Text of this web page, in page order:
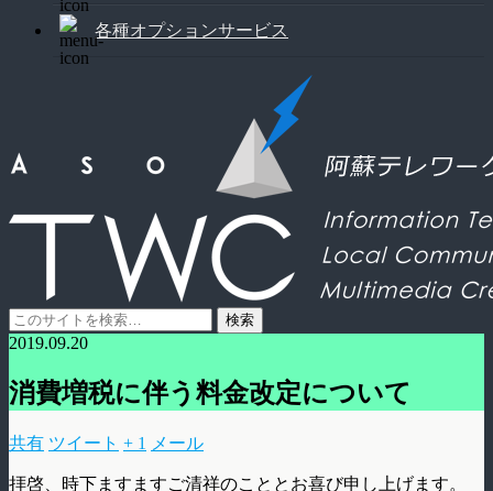
各種オプションサービス
2019.09.20
消費増税に伴う料金改定について
共有 ツイート + 1 メール
拝啓、時下ますますご清祥のこととお喜び申し上げます。